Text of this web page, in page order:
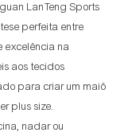
LanTeng Sports
perfeita entre
excelência na
​​aos tecidos
para criar um maiô
plus size.
nadar ou